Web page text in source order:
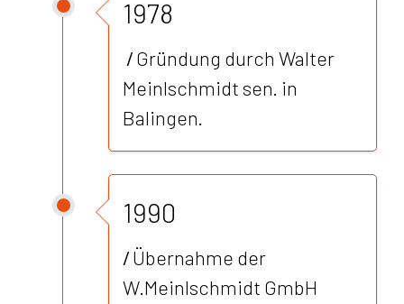
1978
/Gründung durch Walter
Meinlschmidt sen. in
Balingen.
1990
/Übernahme der
W.Meinlschmidt GmbH